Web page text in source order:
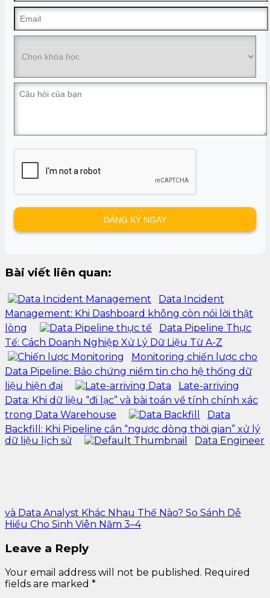
Bài viết liên quan:
Data Incident
Management: Khi Dashboard không còn nói lời thật
lòng
Data Pipeline Thực
Tế: Cách Doanh Nghiệp Xử Lý Dữ Liệu Từ A-Z
Monitoring chiến lược cho
Data Pipeline: Bảo chứng niềm tin cho hệ thống dữ
liệu hiện đại
Late-arriving
Data: Khi dữ liệu “đi lạc” và bài toán về tính chính xác
trong Data Warehouse
Data
Backfill: Khi Pipeline cần “ngược dòng thời gian” xử lý
dữ liệu lịch sử
Data Engineer
và Data Analyst Khác Nhau Thế Nào? So Sánh Dễ
Hiểu Cho Sinh Viên Năm 3–4
Leave a Reply
Your email address will not be published. Required
fields are marked *